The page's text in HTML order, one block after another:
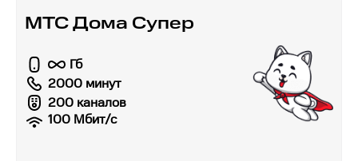
МТС Дома Супер
Гб
2000 минут
200 каналов
100 Мбит/с